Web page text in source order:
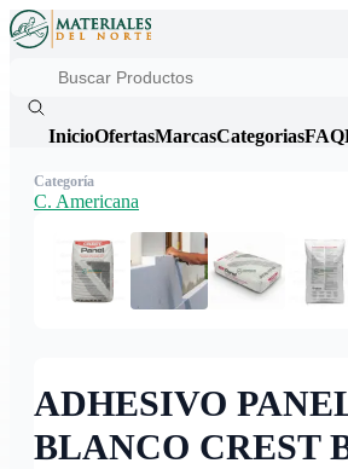
InicioOfertasMarcasCategoriasFAQ
ADHESIVO
BLANCO CREST
Categoría
C. Americana